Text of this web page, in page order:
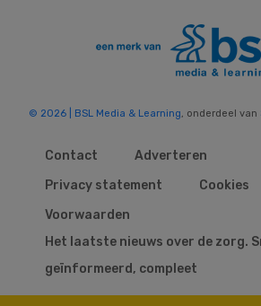
© 2026 | BSL Media & Learning, onderdeel van
Contact
Adverteren
Privacy statement
Cookies
Voorwaarden
Het laatste nieuws over de zorg.
geïnformeerd, compleet